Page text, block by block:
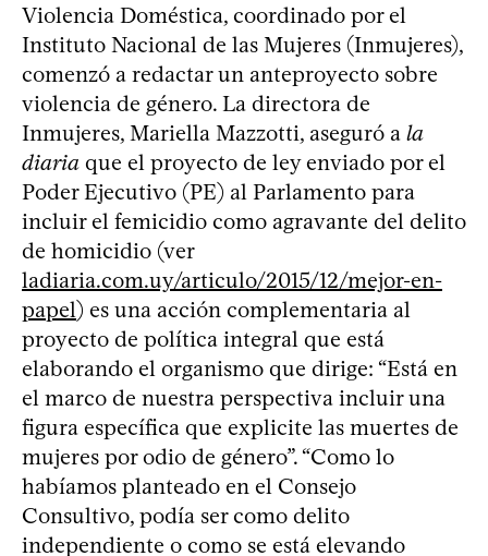
Violencia Doméstica, coordinado por el
Instituto Nacional de las Mujeres (Inmujeres),
comenzó a redactar un anteproyecto sobre
violencia de género. La directora de
Inmujeres, Mariella Mazzotti, aseguró a la
diaria que el proyecto de ley enviado por el
Poder Ejecutivo (PE) al Parlamento para
incluir el femicidio como agravante del delito
de homicidio (ver
ladiaria.com.uy/articulo/2015/12/mejor-en-
papel) es una acción complementaria al
proyecto de política integral que está
elaborando el organismo que dirige: “Está en
el marco de nuestra perspectiva incluir una
figura específica que explicite las muertes de
mujeres por odio de género”. “Como lo
habíamos planteado en el Consejo
Consultivo, podía ser como delito
independiente o como se está elevando